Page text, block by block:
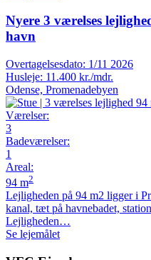
Nyere 3 værelses
havn
Overtagelsesdato: 1/11 2026
Husleje: 11.400 kr./mdr.
Odense, Promenadebyen
Værelser:
3
Badeværelser:
1
Areal:
94 m2
Lejligheden på 94 m2 ligger i
kanal, tæt på havnebadet,
Lejligheden…
Se lejemålet